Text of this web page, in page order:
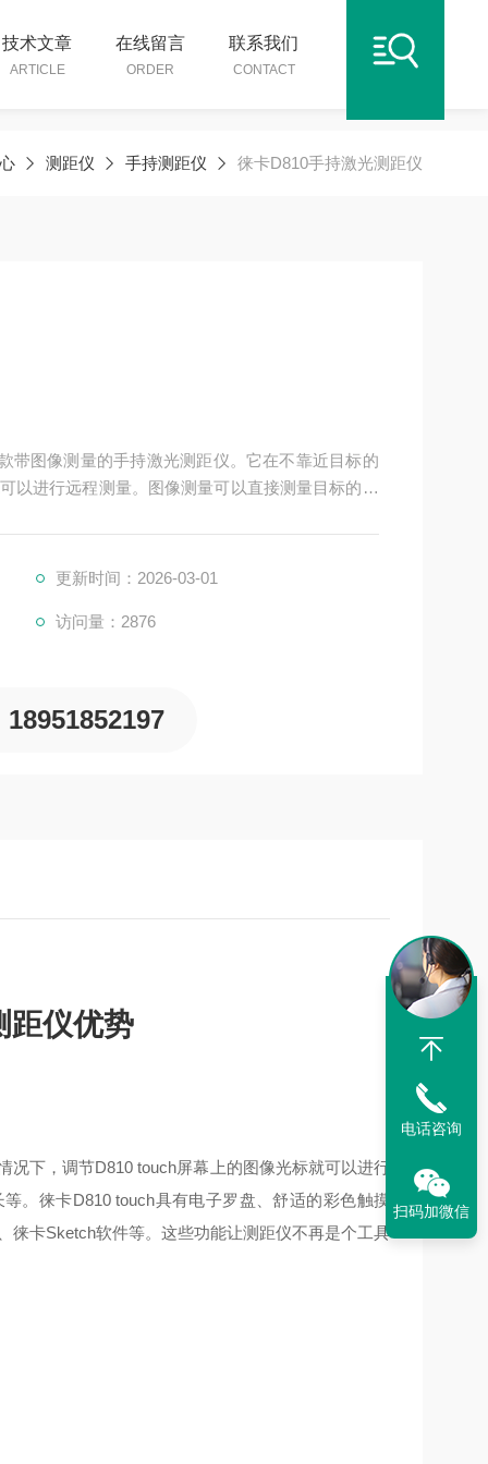
技术文章
ARTICLE
在线留言
ORDER
联系我们
CONTACT
测距仪 手持测距仪 徕卡D810手持激光测距仪
带图像测量的手持激光测距仪。它在不靠近目标的
以进行远程测量。图像测量可以直接测量目标的长
有电子罗盘，在野外再也不用担心会迷路。
更新时间：2026-03-01
访问量：2876
18951852197
距仪优势
下，调节D810 touch屏幕上的图像光标就可以进行
。徕卡D810 touch具有电子罗盘、舒适的彩色触摸
徕卡Sketch软件等。这些功能让测距仪不再是个工具
电话咨询
扫码加微信